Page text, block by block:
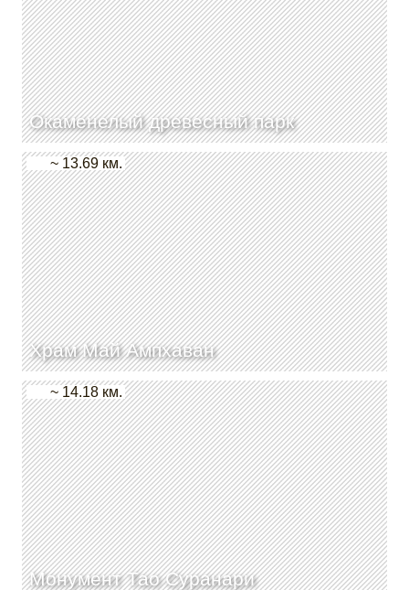
Окаменелый древесный парк
Храм Май Ампхаван
~ 13.69 км.
Монумент Тао Суранари
~ 14.18 км.